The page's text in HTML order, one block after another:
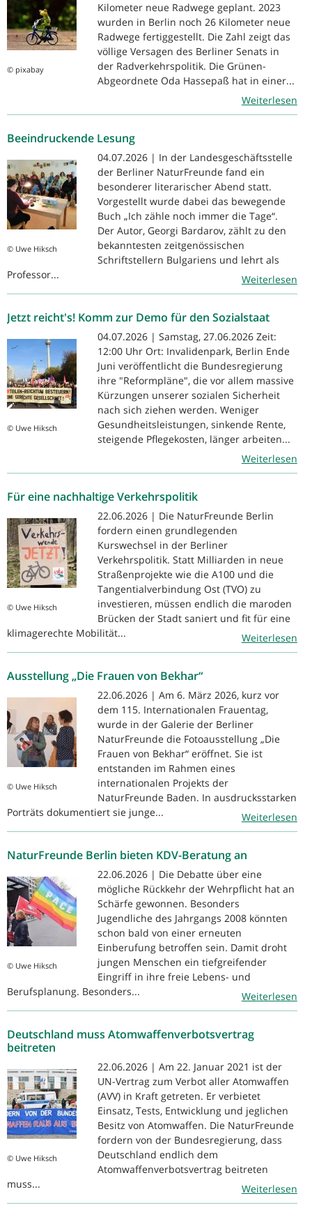
© pixabay
Kilometer neue Radwege geplant. 2023
wurden in Berlin noch 26 Kilometer neue
Radwege fertiggestellt. Die Zahl zeigt das
völlige Versagen des Berliner Senats in
der Radverkehrspolitik. Die Grünen-
Abgeordnete Oda Hassepaß hat in einer...
Weiterlesen
Beeindruckende Lesung
© Uwe Hiksch
04.07.2026 | In der Landesgeschäftsstelle
der Berliner NaturFreunde fand ein
besonderer literarischer Abend statt.
Vorgestellt wurde dabei das bewegende
Buch „Ich zähle noch immer die Tage“.
Der Autor, Georgi Bardarov, zählt zu den
bekanntesten zeitgenössischen
Schriftstellern Bulgariens und lehrt als
Professor...
Weiterlesen
Jetzt reicht's! Komm zur Demo für den Sozialstaat
© Uwe Hiksch
04.07.2026 | Samstag, 27.06.2026 Zeit:
12:00 Uhr Ort: Invalidenpark, Berlin Ende
Juni veröffentlicht die Bundesregierung
ihre "Reformpläne", die vor allem massive
Kürzungen unserer sozialen Sicherheit
nach sich ziehen werden. Weniger
Gesundheitsleistungen, sinkende Rente,
steigende Pflegekosten, länger arbeiten...
Weiterlesen
Für eine nachhaltige Verkehrspolitik
© Uwe Hiksch
22.06.2026 | Die NaturFreunde Berlin
fordern einen grundlegenden
Kurswechsel in der Berliner
Verkehrspolitik. Statt Milliarden in neue
Straßenprojekte wie die A100 und die
Tangentialverbindung Ost (TVO) zu
investieren, müssen endlich die maroden
Brücken der Stadt saniert und fit für eine
klimagerechte Mobilität...
Weiterlesen
Ausstellung „Die Frauen von Bekhar“
© Uwe Hiksch
22.06.2026 | Am 6. März 2026, kurz vor
dem 115. Internationalen Frauentag,
wurde in der Galerie der Berliner
NaturFreunde die Fotoausstellung „Die
Frauen von Bekhar“ eröffnet. Sie ist
entstanden im Rahmen eines
internationalen Projekts der
NaturFreunde Baden. In ausdrucksstarken
Porträts dokumentiert sie junge...
Weiterlesen
NaturFreunde Berlin bieten KDV-Beratung an
© Uwe Hiksch
22.06.2026 | Die Debatte über eine
mögliche Rückkehr der Wehrpflicht hat an
Schärfe gewonnen. Besonders
Jugendliche des Jahrgangs 2008 könnten
schon bald von einer erneuten
Einberufung betroffen sein. Damit droht
jungen Menschen ein tiefgreifender
Eingriff in ihre freie Lebens- und
Berufsplanung. Besonders...
Weiterlesen
Deutschland muss Atomwaffenverbotsvertrag
beitreten
© Uwe Hiksch
22.06.2026 | Am 22. Januar 2021 ist der
UN-Vertrag zum Verbot aller Atomwaffen
(AVV) in Kraft getreten. Er verbietet
Einsatz, Tests, Entwicklung und jeglichen
Besitz von Atomwaffen. Die NaturFreunde
fordern von der Bundesregierung, dass
Deutschland endlich dem
Atomwaffenverbotsvertrag beitreten
muss...
Weiterlesen